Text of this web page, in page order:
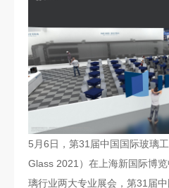
5月6日，第31届中国国际玻璃
Glass 2021）在上海新国际博
璃行业两大专业展会，第31届